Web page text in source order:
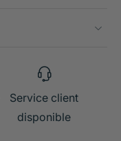
Service client
disponible